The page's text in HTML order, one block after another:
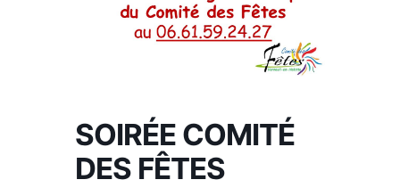
SOIRÉE COMITÉ
DES FÊTES